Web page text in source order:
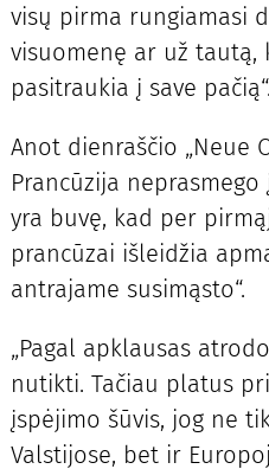
visų pirma rungiamasi
visuomenę ar už
pasitraukia į save pačią“.
Anot dienraščio „Neue
Prancūzija
yra buvę, kad per
prancūzai išleidžia
antrajame susimąsto“.
„Pagal apklausas
nutikti. Tačiau platus
įspėjimo šūvis, jog ne
Valstijose, bet ir